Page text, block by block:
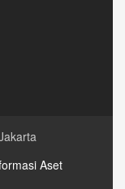
Aset